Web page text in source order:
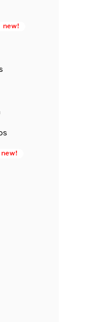
new!
new!